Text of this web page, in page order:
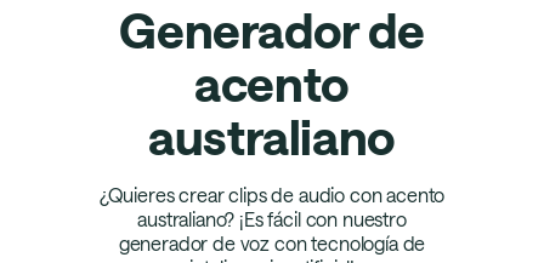
Generador de
acento
australiano
¿Quieres crear clips de audio con acento
australiano? ¡Es fácil con nuestro
generador de voz con tecnología de